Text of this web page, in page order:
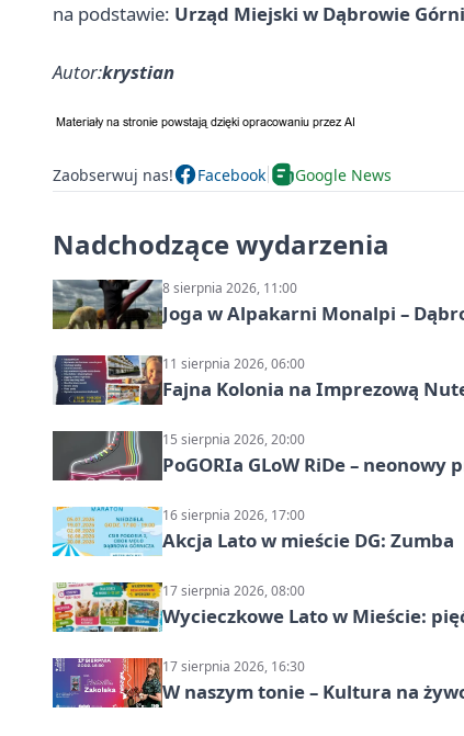
na podstawie: Urząd Miejski w Dąbrowie
Autor:krystian
Zaobserwuj nas! Facebook Google News
Nadchodzące wydarzenia
8 sierpnia 2026, 11:00
Joga w Alpakarni Monalpi –
11 sierpnia 2026, 06:00
Fajna Kolonia na Imprezową
15 sierpnia 2026, 20:00
PoGORIa GLoW RiDe – neonowy
16 sierpnia 2026, 17:00
Akcja Lato w mieście DG: Zumba
17 sierpnia 2026, 08:00
Wycieczkowe Lato w Mieście:
17 sierpnia 2026, 16:30
W naszym tonie – Kultura na